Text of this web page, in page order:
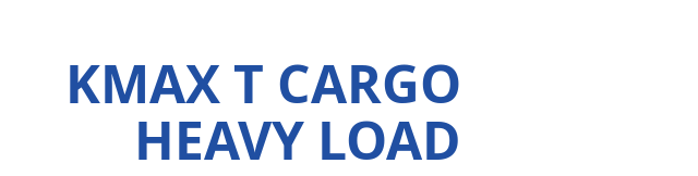
KMAX T CARGO
HEAVY LOAD